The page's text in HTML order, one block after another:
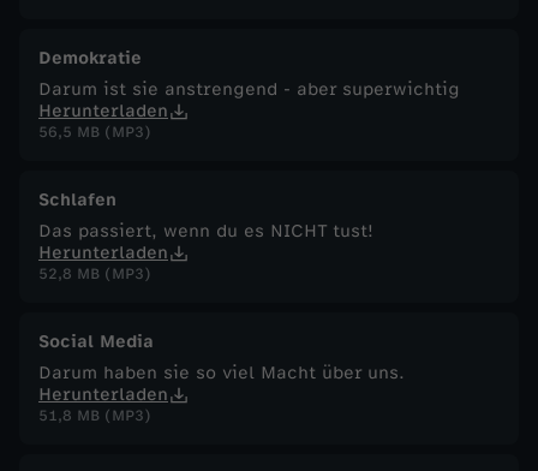
Demokratie
Darum ist sie anstrengend - aber superwichtig
Herunterladen
56,5 MB (MP3)
Schlafen
Das passiert, wenn du es NICHT tust!
Herunterladen
52,8 MB (MP3)
Social Media
Darum haben sie so viel Macht über uns.
Herunterladen
51,8 MB (MP3)